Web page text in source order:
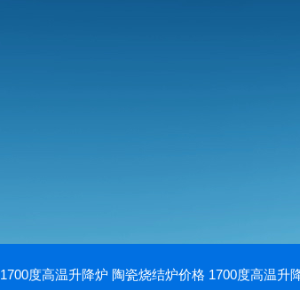
1700度高温升降炉 陶瓷烧结炉价格 1700度高温升